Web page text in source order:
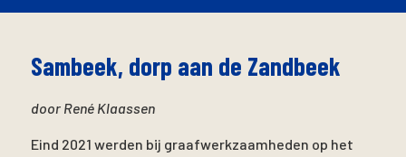
Sambeek, dorp aan de Zandbeek
door René Klaassen
Eind 2021 werden bij graafwerkzaamheden op het